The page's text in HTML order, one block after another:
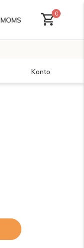
MOMS
0
Konto